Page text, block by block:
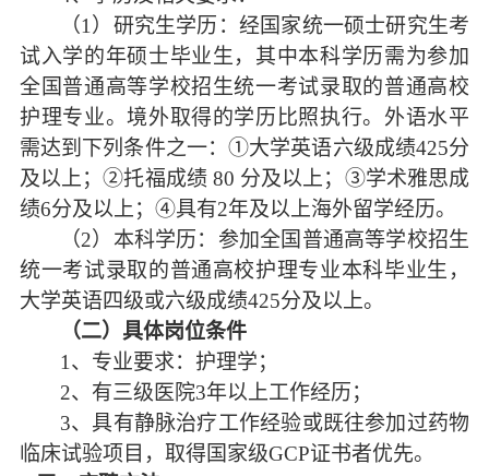
（1）研究生学历：经国家统一硕士研究生考
试入学的年硕士毕业生，其中本科学历需为参加
全国普通高等学校招生统一考试录取的普通高校
护理专业。境外取得的学历比照执行。外语水平
需达到下列条件之一：①大学英语六级成绩425分
及以上；②托福成绩 80 分及以上；③学术雅思成
绩6分及以上；④具有2年及以上海外留学经历。
（2）本科学历：参加全国普通高等学校招生
统一考试录取的普通高校护理专业本科毕业生，
大学英语四级或六级成绩425分及以上。
（二）具体岗位条件
1 、专业要求：护理学；
2、有三级医院3年以上工作经历；
3、具有静脉治疗工作经验或既往参加过药物
临床试验项目，取得国家级GCP证书者优先。